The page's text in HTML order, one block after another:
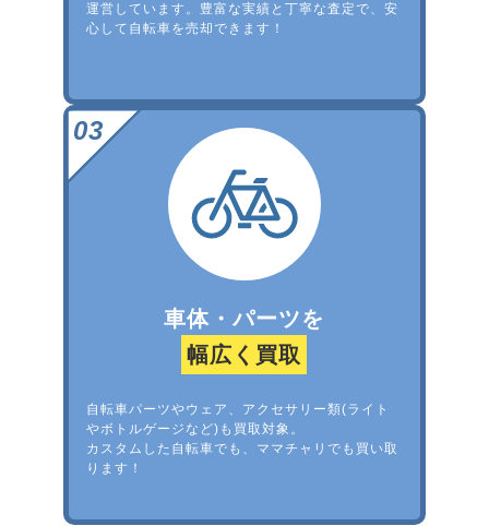
運営しています。豊富な実績と丁寧な査定で、安
心して自転車を売却できます！
車体・パーツを
幅広く買取
自転車パーツやウェア、アクセサリー類(ライト
やボトルゲージなど)も買取対象。
カスタムした自転車でも、ママチャリでも買い取
ります！